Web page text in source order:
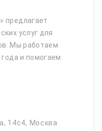
предлагает
услуг для
Мы работаем
и помогаем
сложности.
14с4, Москва